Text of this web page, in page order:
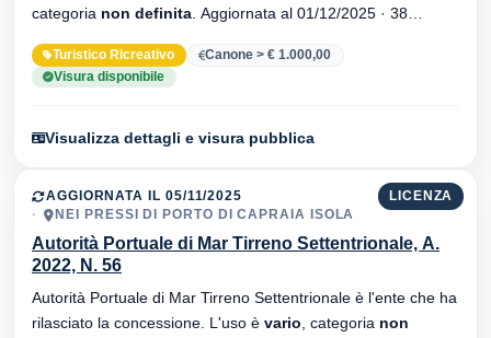
categoria non definita
Turistico Ricreativo
Canone > € 1.000,00
Visura disponibile
Visualizza dettagli e visura pubblica
LICENZA
AGGIORNATA IL 05/11/2025
NEI PRESSI DI PORTO DI CAPRAIA ISOLA
Autorità Portuale di Mar Tirreno Settentrionale, A.
2022, N. 56
Autorità Portuale di Mar Tirreno Settentrionale è l'ente che ha
rilasciato la concessione. L'uso è vario , categoria non